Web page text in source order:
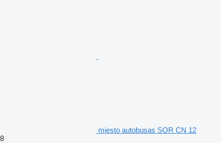
miesto autobusas SOR CN 12
8